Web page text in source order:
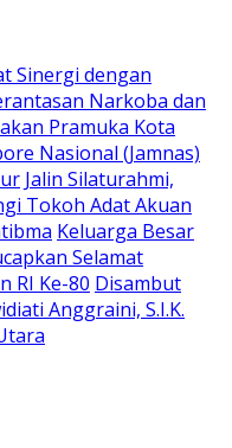
Sinergi dengan
Narkoba dan
Pramuka Kota
Nasional (Jamnas)
Jalin Silaturahmi,
Tokoh Adat Akuan
Keluarga Besar
Selamat
RI Ke-80 Disambut
Anggraini, S.I.K.